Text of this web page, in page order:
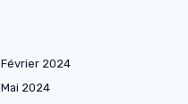
Février 2024
Mai 2024